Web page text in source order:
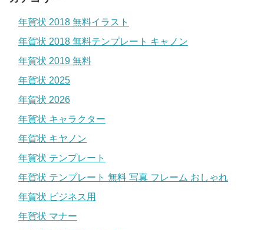
年賀状 2018 無料イラスト
年賀状 2018 無料テンプレート キャノン
年賀状 2019 無料
年賀状 2025
年賀状 2026
年賀状 キャラクター
年賀状 キヤノン
年賀状 テンプレート
年賀状 テンプレート 無料 写真 フレーム おしゃれ
年賀状 ビジネス用
年賀状 マナー